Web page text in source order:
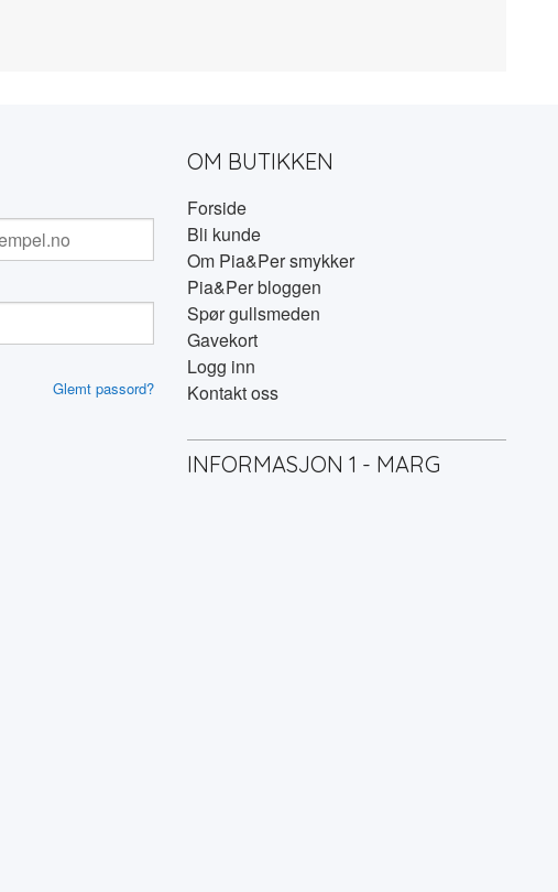
Glemt passord?
OM BUTIKKEN
Forside
Bli kunde
Om Pia&Per smykker
Pia&Per bloggen
Spør gullsmeden
Gavekort
Logg inn
Kontakt oss
INFORMASJON 1 - MARG